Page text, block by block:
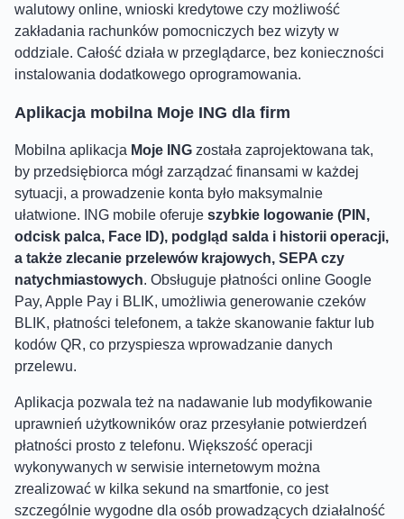
walutowy online, wnioski kredytowe czy możliwość
zakładania rachunków pomocniczych bez wizyty w
oddziale. Całość działa w przeglądarce, bez konieczności
instalowania dodatkowego oprogramowania.
Aplikacja mobilna Moje ING dla firm
Mobilna aplikacja Moje ING została zaprojektowana tak,
by przedsiębiorca mógł zarządzać finansami w każdej
sytuacji, a prowadzenie konta było maksymalnie
ułatwione. ING mobile oferuje szybkie logowanie (PIN,
odcisk palca, Face ID), podgląd salda i historii operacji,
a także zlecanie przelewów krajowych, SEPA czy
natychmiastowych. Obsługuje płatności online Google
Pay, Apple Pay i BLIK, umożliwia generowanie czeków
BLIK, płatności telefonem, a także skanowanie faktur lub
kodów QR, co przyspiesza wprowadzanie danych
przelewu.
Aplikacja pozwala też na nadawanie lub modyfikowanie
uprawnień użytkowników oraz przesyłanie potwierdzeń
płatności prosto z telefonu. Większość operacji
wykonywanych w serwisie internetowym można
zrealizować w kilka sekund na smartfonie, co jest
szczególnie wygodne dla osób prowadzących działalność